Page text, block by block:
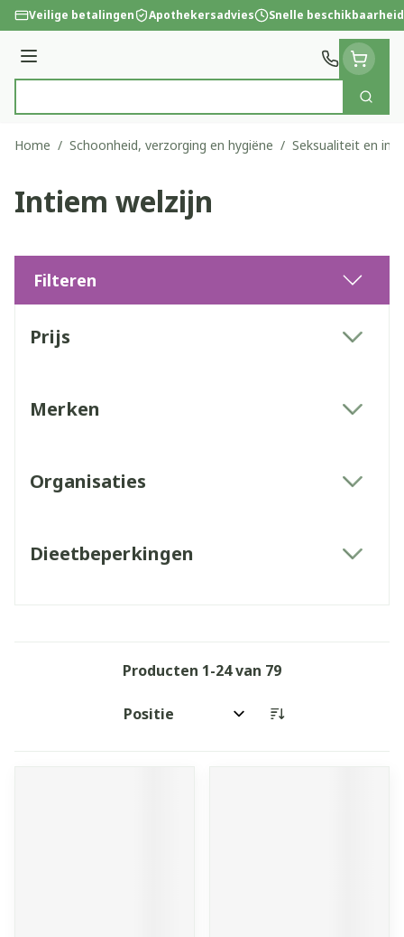
Ga naar de inhoud
Veilige betalingen Apothekersadvies Snelle beschikbaarheid
Menu
Zoek
Home / Schoonheid, verzorging en hygiëne / Seksualiteit en
Intiem welzijn
Filteren
Prijs
Merken
Organisaties
Dieetbeperkingen
Producten 1-24van 79
Sorteer op: